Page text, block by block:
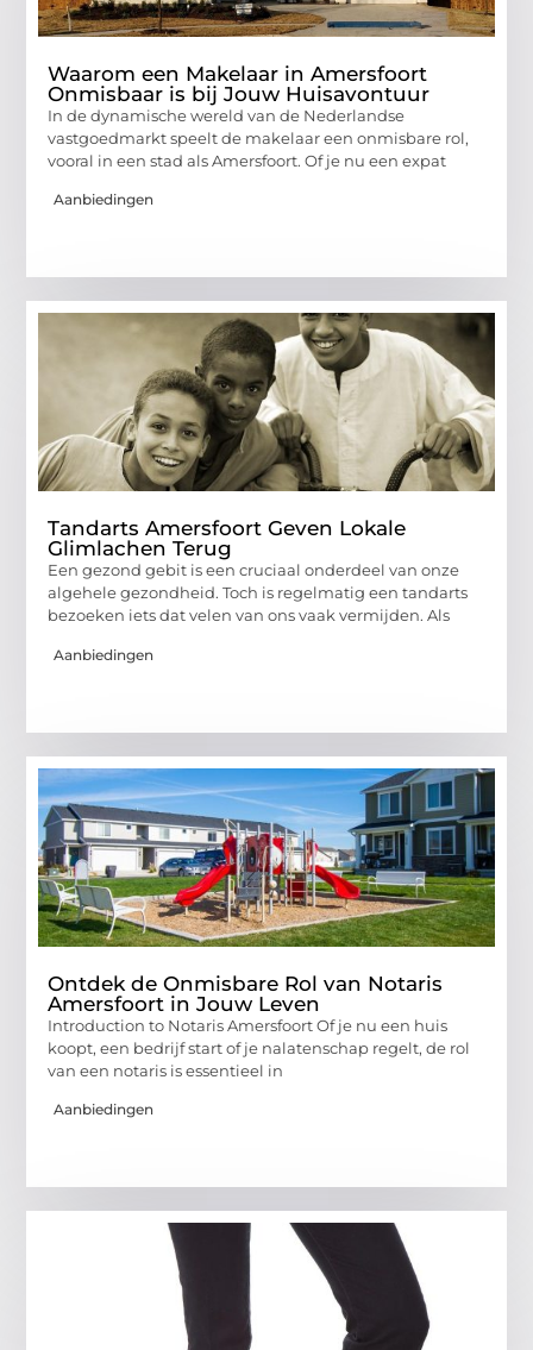
Waarom een Makelaar in Amersfoort
Onmisbaar is bij Jouw Huisavontuur
In de dynamische wereld van de Nederlandse
vastgoedmarkt speelt de makelaar een onmisbare rol,
vooral in een stad als Amersfoort. Of je nu een expat
Aanbiedingen
Tandarts Amersfoort Geven Lokale
Glimlachen Terug
Een gezond gebit is een cruciaal onderdeel van onze
algehele gezondheid. Toch is regelmatig een tandarts
bezoeken iets dat velen van ons vaak vermijden. Als
Aanbiedingen
Ontdek de Onmisbare Rol van Notaris
Amersfoort in Jouw Leven
Introduction to Notaris Amersfoort Of je nu een huis
koopt, een bedrijf start of je nalatenschap regelt, de rol
van een notaris is essentieel in
Aanbiedingen